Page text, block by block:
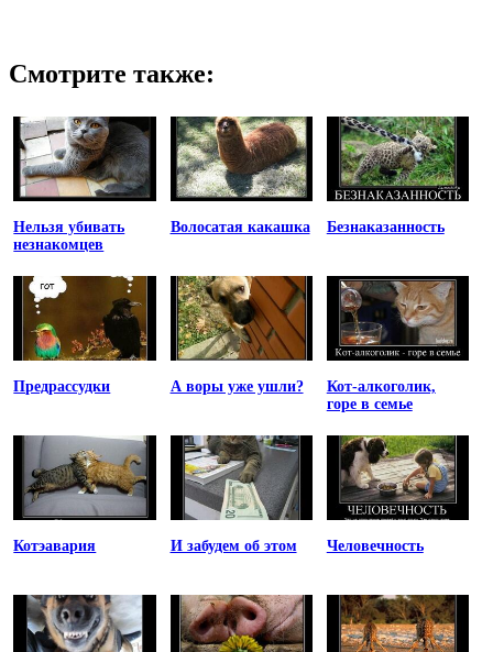
Смотрите также:
Нельзя убивать
незнакомцев
Волосатая какашка Безнаказанность
Предрассудки А воры уже ушли?
Кот-алкоголик,
горе в семье
Котэавария И забудем об этом Человечность